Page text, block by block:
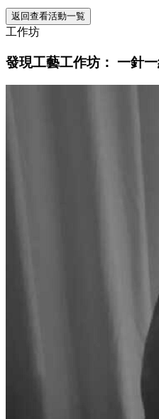
返回查看活動一覧
工作坊
發現工藝工作坊： 一針